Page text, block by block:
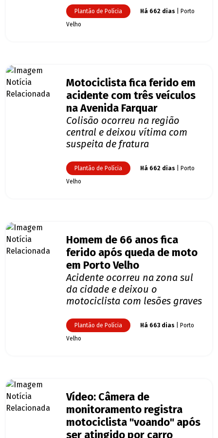
Plantão de Polícia Há 662 dias | Porto
Velho
Motociclista fica ferido em
acidente com três veículos
na Avenida Farquar
Colisão ocorreu na região
central e deixou vítima com
suspeita de fratura
Plantão de Polícia Há 662 dias | Porto
Velho
Homem de 66 anos fica
ferido após queda de moto
em Porto Velho
Acidente ocorreu na zona sul
da cidade e deixou o
motociclista com lesões graves
Plantão de Polícia Há 663 dias | Porto
Velho
Vídeo: Câmera de
monitoramento registra
motociclista "voando" após
ser atingido por carro